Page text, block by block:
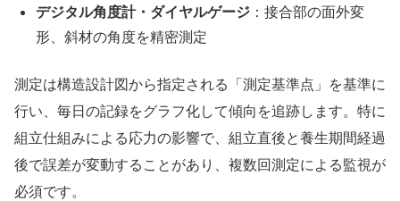
デジタル角度計・ダイヤルゲージ ：接合部の面外変
形、斜材の角度を精密測定
測定は構造設計図から指定される「測定基準点」を基準に
行い、毎日の記録をグラフ化して傾向を追跡します。特に
組立仕組みによる応力の影響で、組立直後と養生期間経過
後で誤差が変動することがあり、複数回測定による監視が
必須です。